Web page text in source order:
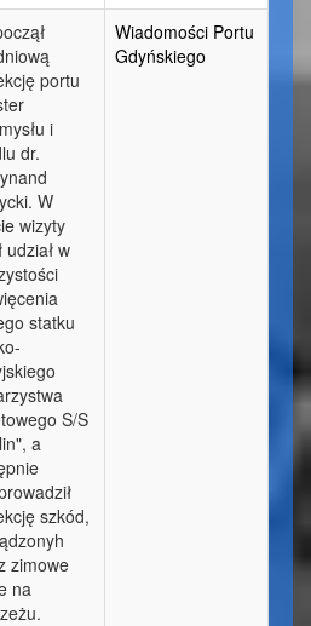
portu
i
dr.
W
wizyty
udział w
statku
S/S
a
szkód,
zimowe
na
Wiadomości Portu
Gdyńskiego